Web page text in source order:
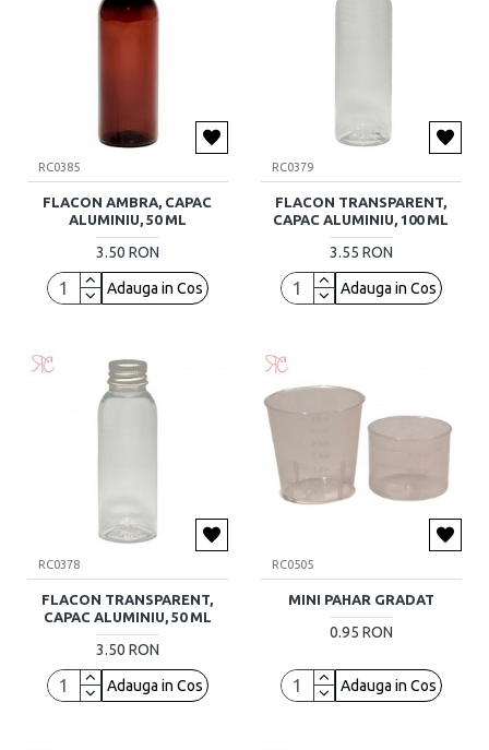
RC0385
FLACON AMBRA, CAPAC
ALUMINIU, 50 ML
3.50 RON
Adauga in Cos
RC0379
FLACON TRANSPARENT,
CAPAC ALUMINIU, 100 ML
3.55 RON
Adauga in Cos
RC0378
FLACON TRANSPARENT,
CAPAC ALUMINIU, 50 ML
3.50 RON
Adauga in Cos
RC0505
MINI PAHAR GRADAT
0.95 RON
Adauga in Cos